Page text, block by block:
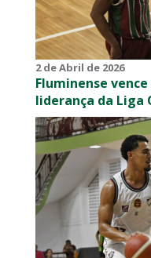
2 de Abril de 2026
Fluminense
liderança da Liga